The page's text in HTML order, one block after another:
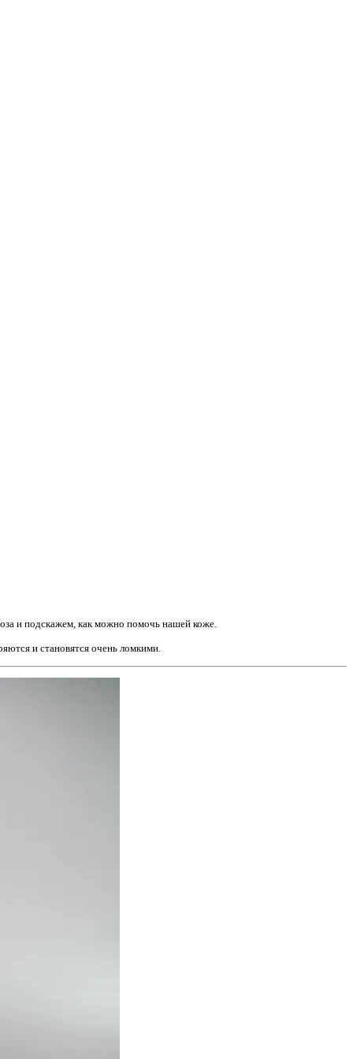
и подскажем, как можно помочь нашей коже.
и становятся очень ломкими.